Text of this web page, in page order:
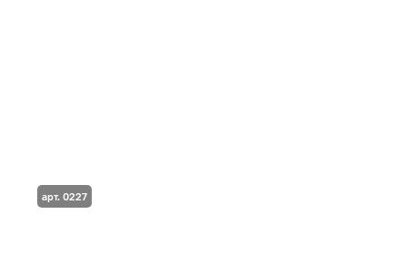
арт. 0227